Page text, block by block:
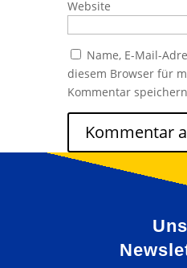
Website
Name, E-Mail-
diesem Browser für
Kommentar